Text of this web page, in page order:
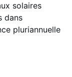
solaires
dans
pluriannuelle